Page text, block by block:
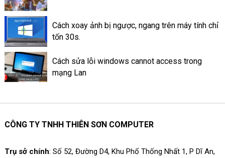
Cách xoay ảnh bị ngược, ngang trên máy tính chỉ
tốn 30s.
Cách sửa lỗi windows cannot access trong
mạng Lan
CÔNG TY TNHH THIÊN SƠN COMPUTER
Trụ sở chính: Số 52, Đường D4, Khu Phố Thống Nhất 1, P Dĩ An,